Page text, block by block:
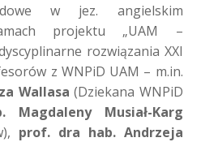
w jez. angielskim
projektu „UAM –
rozwiązania XXI
z WNPiD UAM – m.in.
Wallasa (Dziekana WNPiD
Musiał-Karg
prof. dra hab. Andrzeja